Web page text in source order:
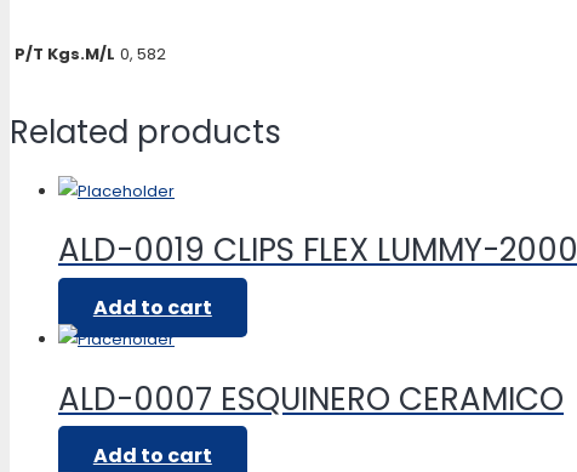
P/T Kgs.M/L 0, 582
Related products
ALD-0019 CLIPS FLEX LUMMY-2000
Add to cart
ALD-0007 ESQUINERO CERAMICO
Add to cart